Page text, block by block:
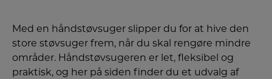
Med en håndstøvsuger slipper du for at hive den
store støvsuger frem, når du skal rengøre mindre
områder. Håndstøvsugeren er let, fleksibel og
praktisk, og her på siden finder du et udvalg af